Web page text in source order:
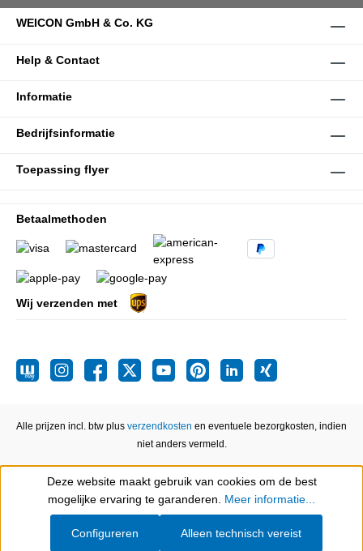
WEICON GmbH & Co. KG
Help & Contact
Informatie
Bedrijfsinformatie
Toepassing flyer
Betaalmethoden
Wij verzenden met
Alle prijzen incl. btw plus verzendkosten en eventuele bezorgkosten, indien
niet anders vermeld.
Show toolbar
Deze website maakt gebruik van cookies om de best
mogelijke ervaring te garanderen. Meer informatie...
Alleen technisch vereist
Configureren